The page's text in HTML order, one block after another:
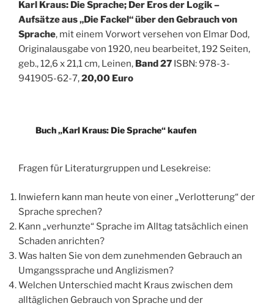
Karl Kraus: Die Sprache; Der Eros der Logik –
Aufsätze aus „Die ­Fackel“ über den Gebrauch von
Sprache, mit einem Vorwort versehen von Elmar Dod,
Originalausgabe von 1920, neu be­arbeitet, 192 Seiten,
geb., 12,6 x 21,1 cm, Leinen, Band 27 ISBN: 978-3-
941905-62-7,20,00 Euro
Buch „Karl Kraus: Die Sprache“ kaufen
Fragen für Literaturgruppen und Lesekreise:
Inwiefern kann man heute von einer „Verlotterung“ der
Sprache sprechen?
Kann „verhunzte“ Sprache im Alltag tatsächlich einen
Schaden anrichten?
Was halten Sie von dem zunehmenden Gebrauch an
Umgangssprache und Anglizismen?
Welchen Unterschied macht Kraus zwischen dem
alltäglichen Gebrauch von Sprache und der